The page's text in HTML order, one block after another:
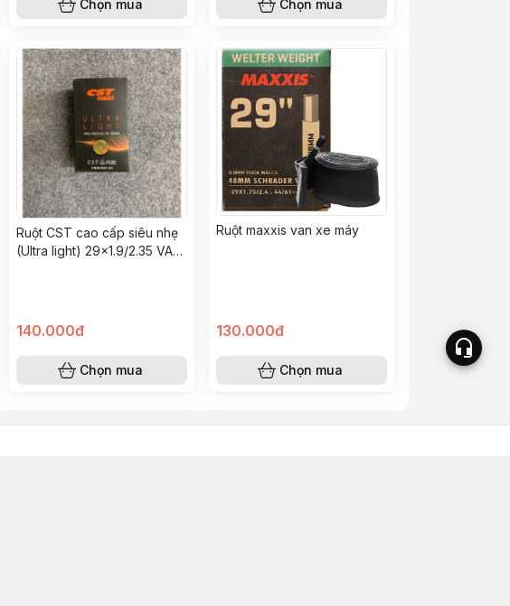
Chọn mua Chọn mua
Ruột CST cao cấp siêu nhẹ
(Ultra light) 29x1.9/2.35 VAN
140.000đ
Chọn mua
Ruột maxxis van xe máy
130.000đ
Chọn mua